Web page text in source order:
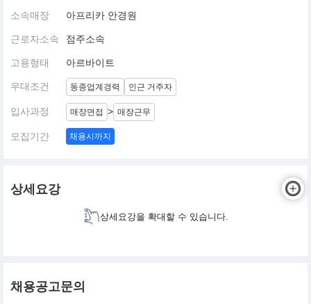
소속매장 아프리카 안경원
근로자소속 점주소속
고용형태 아르바이트
우대조건 동종업계경력 인근 거주자
입사과정 매장면접 > 매장근무
모집기간 채용시까지
상세요강
상세요강을 확대할 수 있습니다.
채용공고문의